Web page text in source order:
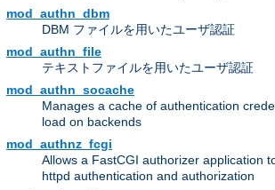
mod_authn_dbm
DBM ファイルを用いたユーザ認証
mod_authn_file
テキストファイルを用いたユーザ認証
mod_authn_socache
Manages a cache of authentication
load on backends
mod_authnz_fcgi
Allows a FastCGI authorizer application
httpd authentication and authorization